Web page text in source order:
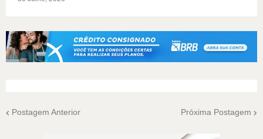
Postagem Anterior Próxima Postagem